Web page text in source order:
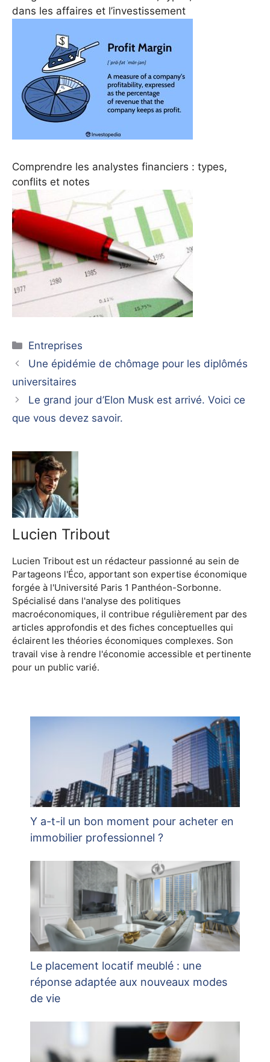
dans les affaires et l’investissement
Comprendre les analystes financiers : types,
conflits et notes
Catégories
Entreprises
Une épidémie de chômage pour les diplômés
universitaires
Le grand jour d’Elon Musk est arrivé. Voici ce
que vous devez savoir.
Lucien Tribout
Lucien Tribout est un rédacteur passionné au sein de
Partageons l'Éco, apportant son expertise économique
forgée à l'Université Paris 1 Panthéon-Sorbonne.
Spécialisé dans l'analyse des politiques
macroéconomiques, il contribue régulièrement par des
articles approfondis et des fiches conceptuelles qui
éclairent les théories économiques complexes. Son
travail vise à rendre l'économie accessible et pertinente
pour un public varié.
Y a-t-il un bon moment pour acheter en
immobilier professionnel ?
Le placement locatif meublé : une
réponse adaptée aux nouveaux modes
de vie